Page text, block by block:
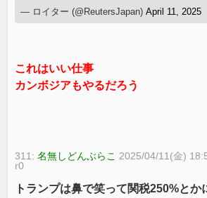
— ロイター (@ReutersJapan)April 11, 2025
これはいい仕事
カンボジアもやるだろう
311:名無しどんぶらこ 2025/04/11(金)
r0
トランプは鼻で笑って関税250%とか